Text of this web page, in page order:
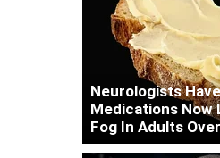
Neurologists
Medications Now
Fog In Adults